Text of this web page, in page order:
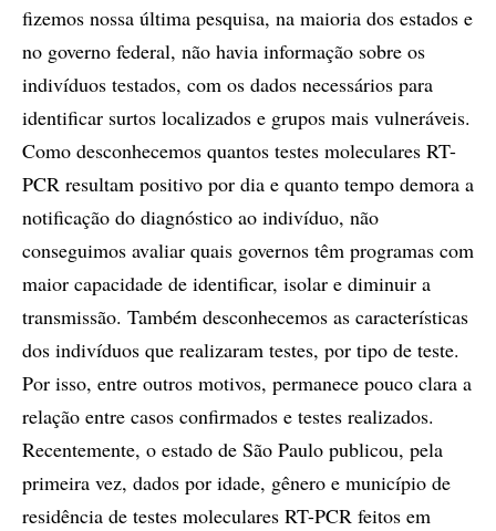
fizemos nossa última pesquisa, na maioria dos estados e
no governo federal, não havia informação sobre os
indivíduos testados, com os dados necessários para
identificar surtos localizados e grupos mais vulneráveis.
Como desconhecemos quantos testes moleculares RT-
PCR resultam positivo por dia e quanto tempo demora a
notificação do diagnóstico ao indivíduo, não
conseguimos avaliar quais governos têm programas com
maior capacidade de identificar, isolar e diminuir a
transmissão. Também desconhecemos as características
dos indivíduos que realizaram testes, por tipo de teste.
Por isso, entre outros motivos, permanece pouco clara a
relação entre casos confirmados e testes realizados.
Recentemente, o estado de São Paulo publicou, pela
primeira vez, dados por idade, gênero e município de
residência de testes moleculares RT-PCR feitos em